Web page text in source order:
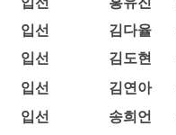
입선
김다율
입선
김도현
입선
김연아
입선
송희언